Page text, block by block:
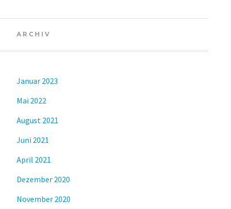
ARCHIV
Januar 2023
Mai 2022
August 2021
Juni 2021
April 2021
Dezember 2020
November 2020